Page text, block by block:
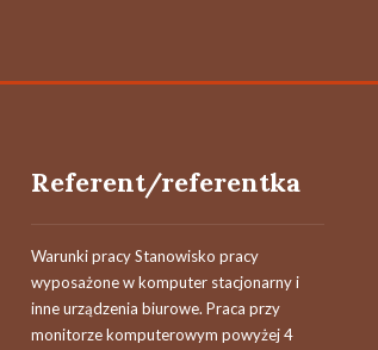
Referent/referentka
Warunki pracy Stanowisko pracy
wyposażone w komputer stacjonarny i
inne urządzenia biurowe. Praca przy
monitorze komputerowym powyżej 4